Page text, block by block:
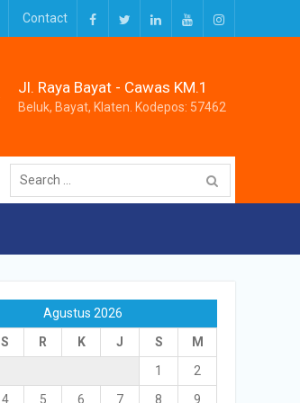
Facebook
TwitterLinkedInYoutubeInstagram
Contact
Jl. Raya Bayat - Cawas KM.1
Beluk, Bayat, Klaten. Kodepos: 57462
Search
for:
Agustus 2026
S R K J S
M
1
2
4 5 6 7 8
9